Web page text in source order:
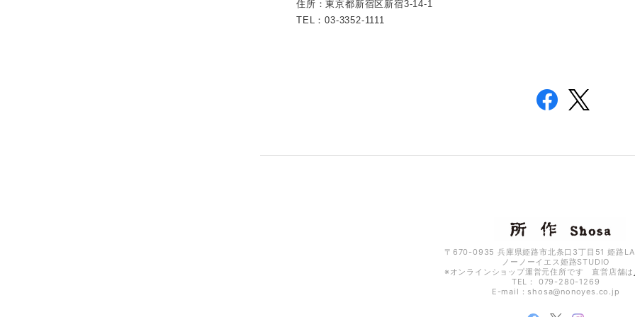
住所：東京都新宿区新宿3-14-1
TEL：03-3352-1111
〒670-0935 兵庫県姫路市北条口3丁目51 姫路
ノーノーイエス姫路STUDIO
※オンラインショップ運営元住所です 直営店舗は
TEL： 079-280-1269
E-mail： shosa@nonoyes.co.jp